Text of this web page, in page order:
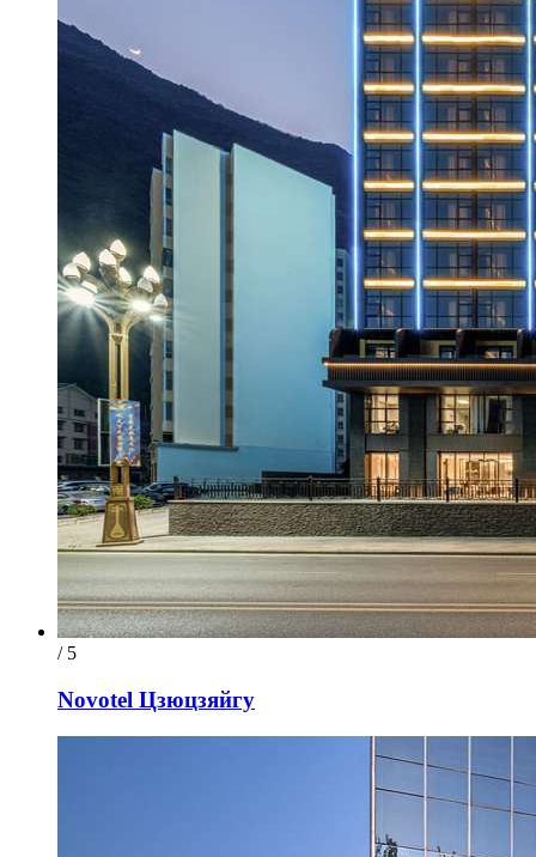
/ 5
Novotel Цзюцзяйгу